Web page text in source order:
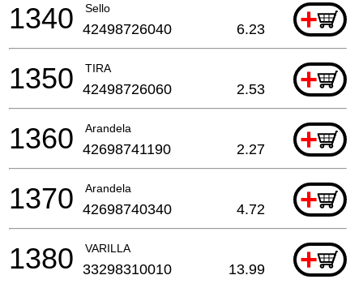
Sello +
1340 42498726040 6.23
TIRA +
1350 42498726060 2.53
Arandela +
1360 42698741190 2.27
Arandela +
1370 42698740340 4.72
VARILLA +
1380 33298310010 13.99